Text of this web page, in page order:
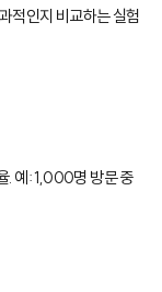
적인지 비교하는 실험
. 예: 1,000명 방문 중